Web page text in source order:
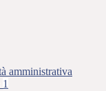
amministrativa
1